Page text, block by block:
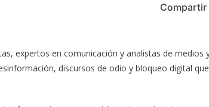
Compartir
expertos en comunicación y analistas de medios
discursos de odio y bloqueo digital